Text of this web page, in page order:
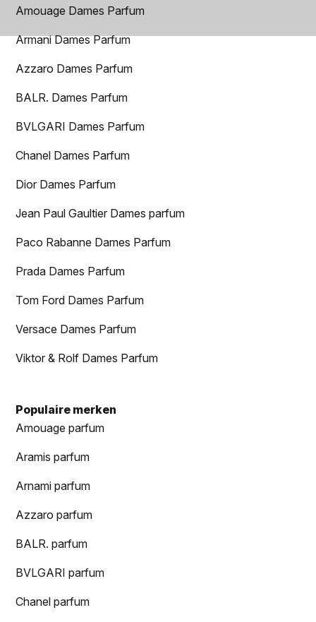
Amouage Dames Parfum
Armani Dames Parfum
Azzaro Dames Parfum
BALR. Dames Parfum
BVLGARI Dames Parfum
Chanel Dames Parfum
Dior Dames Parfum
Jean Paul Gaultier Dames parfum
Paco Rabanne Dames Parfum
Prada Dames Parfum
Tom Ford Dames Parfum
Versace Dames Parfum
Viktor & Rolf Dames Parfum
Populaire merken
Amouage parfum
Aramis parfum
Arnami parfum
Azzaro parfum
BALR. parfum
BVLGARI parfum
Chanel parfum